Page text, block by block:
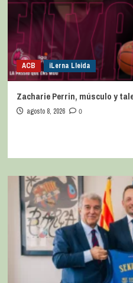
ACB iLerna Lleida
Zacharie Perrin, músculo y
agosto 8, 2026 0